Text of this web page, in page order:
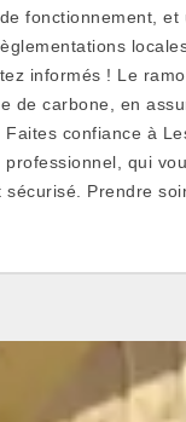
fonctionnement, et
informés ! Le
de carbone, en
confiance à
qui
Prendre